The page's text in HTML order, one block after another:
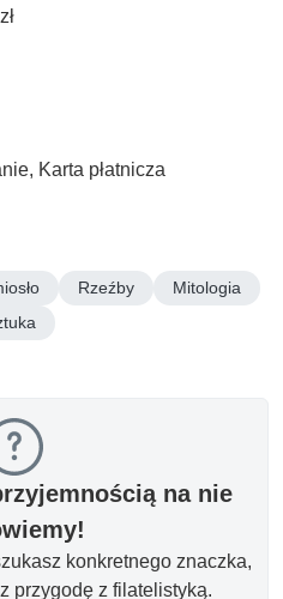
Karta płatnicza
Rzeźby
Mitologia
na nie
konkretnego znaczka,
przygodę z filatelistyką.